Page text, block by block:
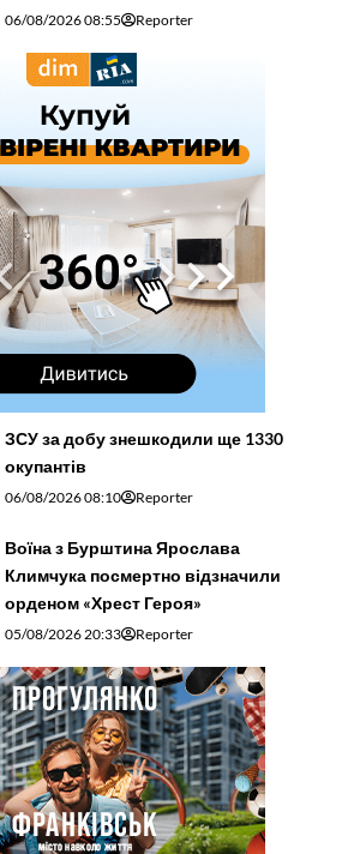
06/08/2026 08:55 Reporter
ЗСУ за добу знешкодили ще 1330
окупантів
06/08/2026 08:10 Reporter
Воїна з Бурштина Ярослава
Климчука посмертно відзначили
орденом «Хрест Героя»
05/08/2026 20:33 Reporter